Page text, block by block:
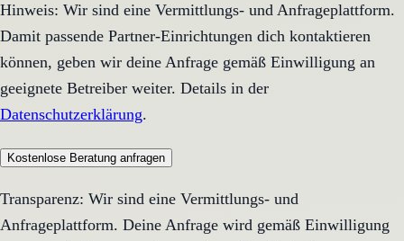
Hinweis: Wir sind eine Vermittlungs- und Anfrageplattform.
Damit passende Partner-Einrichtungen dich kontaktieren
können, geben wir deine Anfrage gemäß Einwilligung an
geeignete Betreiber weiter. Details in der
Datenschutzerklärung.
Kostenlose Beratung anfragen
Transparenz: Wir sind eine Vermittlungs- und
Anfrageplattform. Deine Anfrage wird gemäß Einwilligung